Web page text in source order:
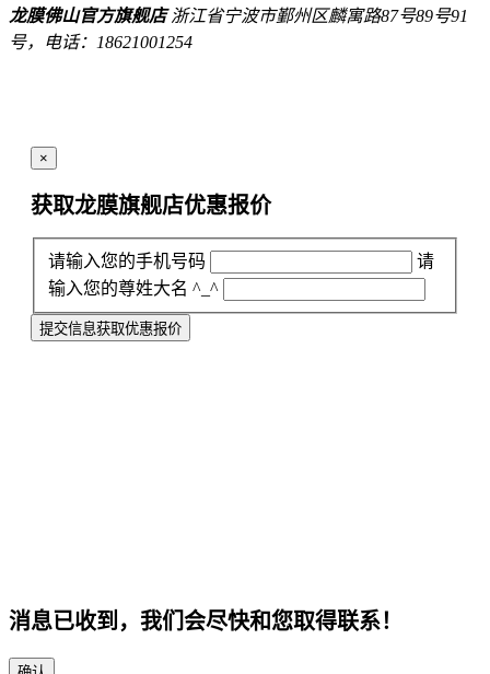
龙膜佛山官方旗舰店浙江省宁波市鄞州区麟寓路87号89号91
号，电话：18621001254
×
获取龙膜旗舰店优惠报价
请输入您的手机号码
请
输入您的尊姓大名 ^_^
提交信息获取优惠报价
消息已收到，我们会尽快和您取得联系！